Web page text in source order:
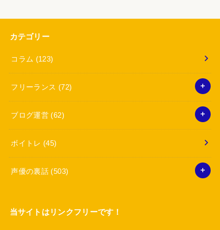
カテゴリー
コラム (123)
フリーランス (72)
ブログ運営 (62)
ボイトレ (45)
声優の裏話 (503)
当サイトはリンクフリーです！